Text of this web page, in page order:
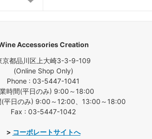
Accessories Creation
京都品川区上大崎3-3-9-109
(Online Shop Only)
Phone : 03-5447-1041
時間(平日のみ) 9:00～18:00
(平日のみ) 9:00～12:00、13:00～18:00
Fax : 03-5447-1042
> コーポレートサイトへ